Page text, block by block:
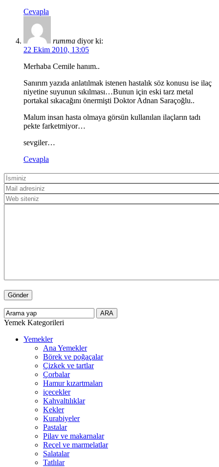
Cevapla
rumma diyor ki:
22 Ekim 2010, 13:05
Merhaba Cemile hanım..
Sanırım yazıda anlatılmak istenen hastalık söz konusu ise ilaç
niyetine suyunun sıkılması…Bunun için eski tarz metal
portakal sıkacağını önermişti Doktor Adnan Saraçoğlu..
Malum insan hasta olmaya görsün kullanılan ilaçların tadı
pekte farketmiyor…
sevgiler…
Cevapla
Yemek Kategorileri
Yemekler
Ana Yemekler
Börek ve poğaçalar
Çizkek ve tartlar
Çorbalar
Hamur kızartmaları
içecekler
Kahvaltılıklar
Kekler
Kurabiyeler
Pastalar
Pilav ve makarnalar
Reçel ve marmelatlar
Salatalar
Tatlılar